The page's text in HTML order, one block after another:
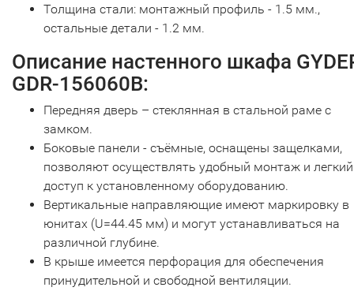
Толщина стали: монтажный профиль - 1.5 мм.,
остальные детали - 1.2 мм.
Описание настенного шкафа
GDR-156060B:
Передняя дверь – стеклянная в стальной раме с
замком.
Боковые панели - съёмные, оснащены защелками,
позволяют осуществлять удобный монтаж и легкий
доступ к установленному оборудованию.
Вертикальные направляющие имеют маркировку в
юнитах (U=44.45 мм) и могут устанавливаться на
различной глубине.
В крыше имеется перфорация для обеспечения
принудительной и свободной вентиляции.